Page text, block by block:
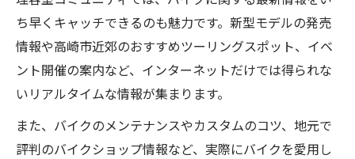
ち早くキャッチできるのも魅力です。新型モデルの発売
情報や高崎市近郊のおすすめツーリングスポット、イベ
ント開催の案内など、インターネットだけでは得られな
いリアルタイムな情報が集まります。
また、バイクのメンテナンスやカスタムのコツ、地元で
評判のバイクショップ情報など、実際にバイクを愛用し